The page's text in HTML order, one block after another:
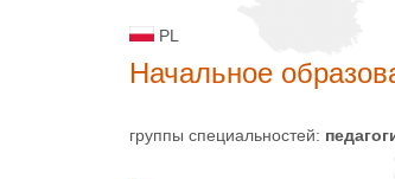
PL
Начальное
группы специальностей: